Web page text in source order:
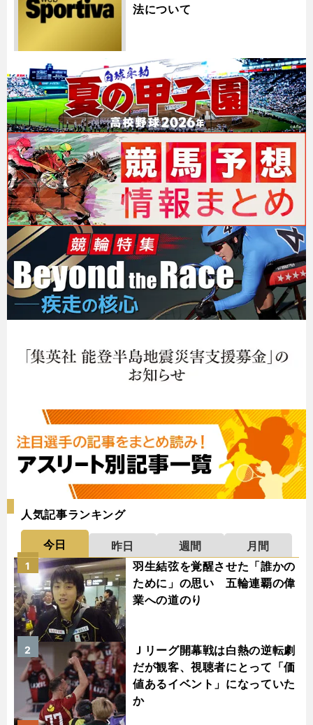
法について
人気記事ランキング
今日 昨日 週間
月間
羽生結弦を覚醒させた「誰かの
ために」の思い 五輪連覇の偉
業への道のり
1
Ｊリーグ開幕戦は白熱の逆転劇
だが観客、視聴者にとって「価
値あるイベント」になっていた
か
2